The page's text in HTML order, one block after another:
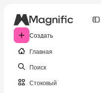
Создать
Главная
Поиск
Стоковый